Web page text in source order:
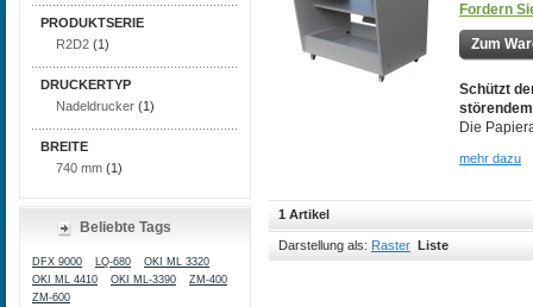
Fordern
Zum
Schützt
Die
mehr dazu
1 Artikel
Darstellung als: Raster Liste
PRODUKTSERIE
R2D2 (1)
DRUCKERTYP
Nadeldrucker (1)
BREITE
740 mm (1)
Beliebte Tags
DFX 9000 LQ-680
OKI ML 3320
OKI ML 4410
OKI ML-3390
ZM-400
ZM-600